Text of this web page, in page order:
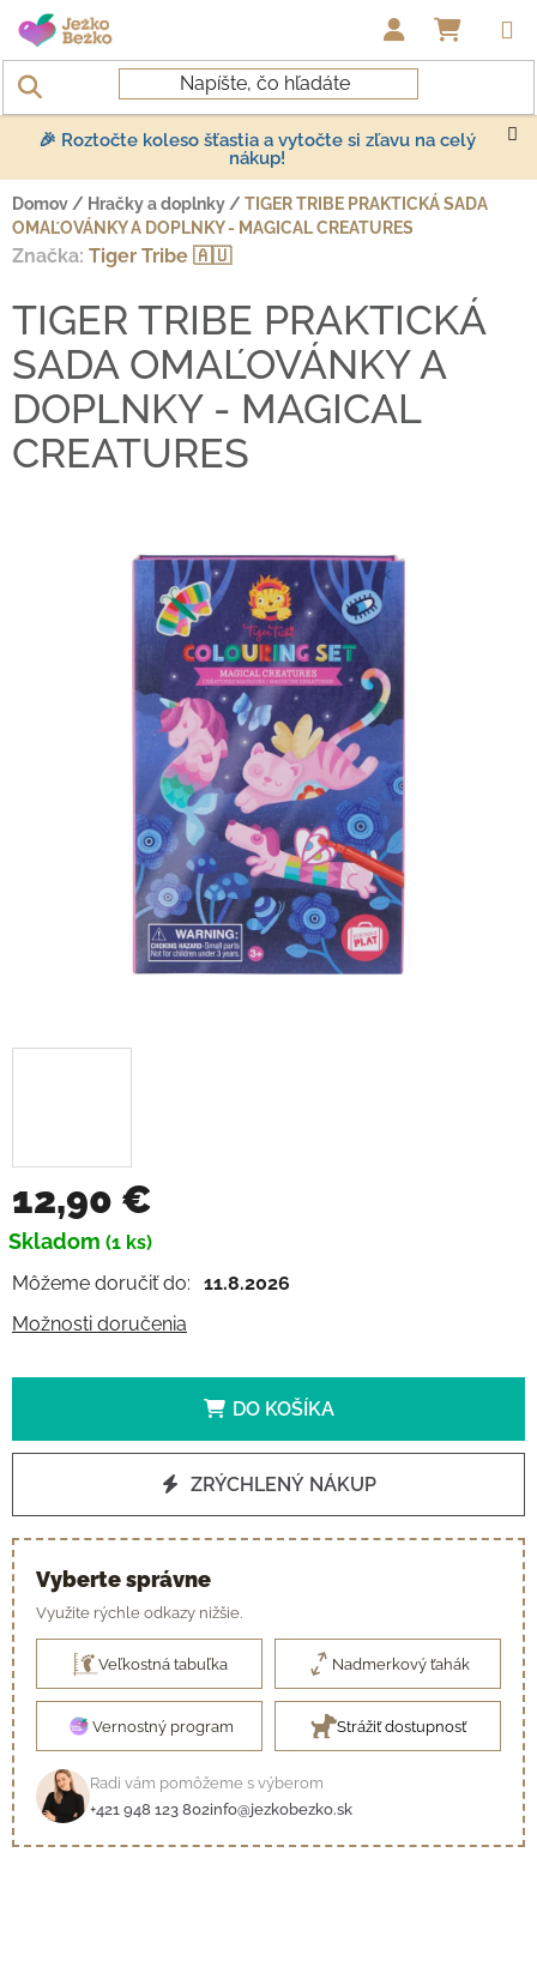
Prejsť na obsah
🎉 Roztočte koleso šťastia a vytočte si zľavu na celý
nákup!
Domov / Hračky a doplnky / TIGER TRIBE PRAKTICKÁ SADA
OMAĽOVÁNKY A DOPLNKY - MAGICAL CREATURES
12,90 €
Jednotková cena:
Skladom (1 ks)
Môžeme doručiť do:
11.8.2026
Možnosti doručenia
DO KOŠÍKA
ZRÝCHLENÝ NÁKUP
Vyberte správne
Využite rýchle odkazy nižšie.
Veľkostná tabuľka Nadmerkový ťahák
Vernostný program Strážiť dostupnosť
Radi vám pomôžeme s výberom
+421 948 123 802info@jezkobezko.sk
TIGER TRIBE PRAKTICKÁ
SADA OMAĽOVÁNKY A
DOPLNKY - MAGICAL
CREATURES
Značka: Tiger Tribe 🇦🇺